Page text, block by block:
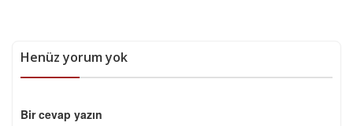
Henüz yorum yok
Bir cevap yazın